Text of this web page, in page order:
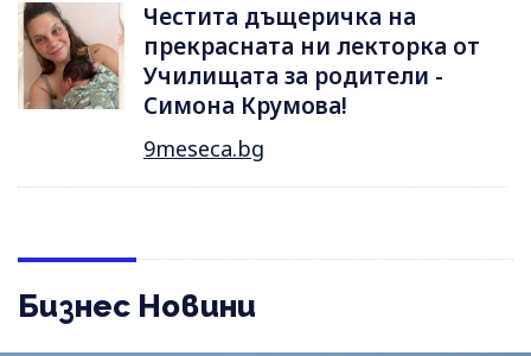
Честита дъщеричка на
прекрасната ни лекторка от
Училищата за родители -
Симона Крумова!
9meseca.bg
Бизнес Новини